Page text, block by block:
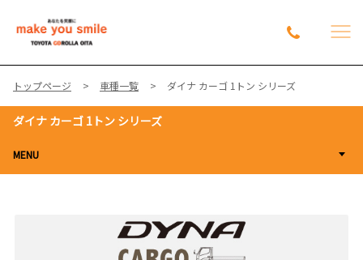
トップページ 車種一覧 ダイナ カーゴ 1トン シリーズ
ダイナ カーゴ 1トン シリーズ
MENU